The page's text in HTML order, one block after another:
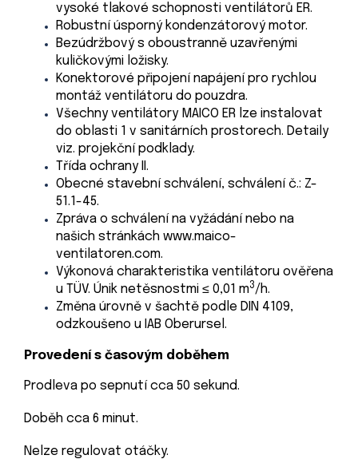
vysoké tlakové schopnosti ventilátorů ER.
Robustní úsporný kondenzátorový motor.
Bezúdržbový s oboustranně uzavřenými
kuličkovými ložisky.
Konektorové připojení napájení pro rychlou
montáž ventilátoru do pouzdra.
Všechny ventilátory MAICO ER lze instalovat
do oblasti 1 v sanitárních prostorech. Detaily
viz. projekční podklady.
Třída ochrany II.
Obecné stavební schválení, schválení č.: Z-
51.1-45.
Zpráva o schválení na vyžádání nebo na
našich stránkách www.maico-
ventilatoren.com.
Výkonová charakteristika ventilátoru ověřena
u TÜV. Únik netěsnostmi ≤ 0,01 m3/h.
Změna úrovně v šachtě podle DIN 4109,
odzkoušeno u IAB Oberursel.
Provedení s časovým doběhem
Prodleva po sepnutí cca 50 sekund.
Doběh cca 6 minut.
Nelze regulovat otáčky.